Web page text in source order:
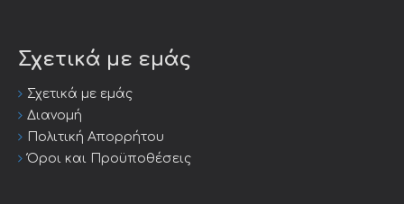
Σχετικά με εμάς
Σχετικά με εμάς
Διανομή
Πολιτική Απορρήτου
Όροι και Προϋποθέσεις